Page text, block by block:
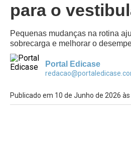
para o
Pequenas mudanças na rotina
sobrecarga e melhorar o
Portal Edicase
Publicado em 10 de Junho de 2026 às